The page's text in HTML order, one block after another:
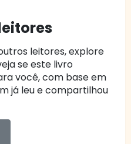
leitores, explore
se este livro
você, com base em
já leu e compartilhou